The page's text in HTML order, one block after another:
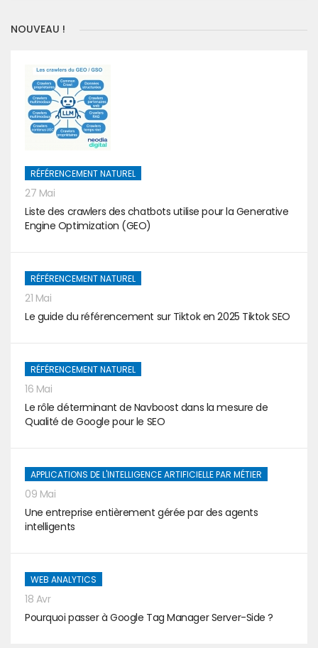
NOUVEAU !
RÉFÉRENCEMENT NATUREL
27 Mai
Liste des crawlers des chatbots utilise pour la Generative
Engine Optimization (GEO)
RÉFÉRENCEMENT NATUREL
21 Mai
Le guide du référencement sur Tiktok en 2025 Tiktok SEO
RÉFÉRENCEMENT NATUREL
16 Mai
Le rôle déterminant de Navboost dans la mesure de
Qualité de Google pour le SEO
APPLICATIONS DE L'INTELLIGENCE ARTIFICIELLE PAR MÉTIER
09 Mai
Une entreprise entièrement gérée par des agents
intelligents
WEB ANALYTICS
18 Avr
Pourquoi passer à Google Tag Manager Server-Side ?